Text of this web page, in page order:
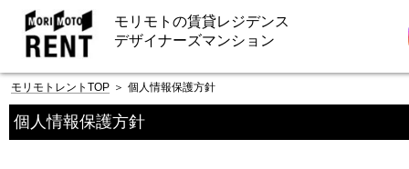
モリモトの賃貸レジデンス
デザイナーズマンション
モリモトレントTOP ＞ 個人情報保護方針
個人情報保護方針